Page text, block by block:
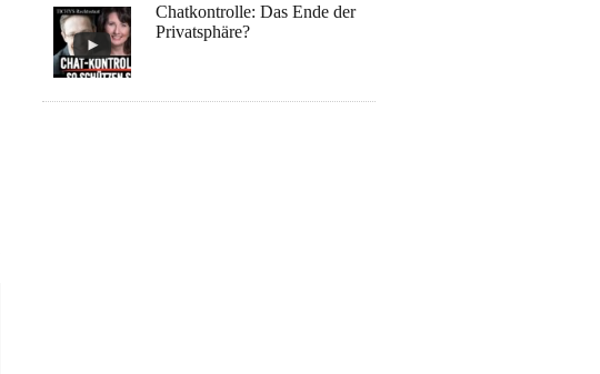
Chatkontrolle: Das Ende der
Privatsphäre?